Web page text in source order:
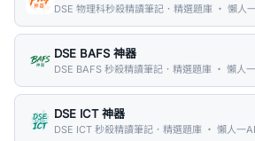
DSE 物理科秒殺精讀筆記．精選題庫 ・ 懶人
DSE BAFS 神器
DSE BAFS 秒殺精讀筆記．精選題庫 ・ 懶人
DSE ICT 神器
DSE ICT 秒殺精讀筆記．精選題庫 ・ 懶人一